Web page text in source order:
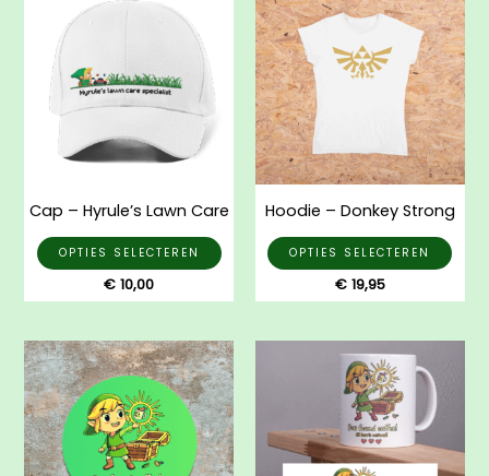
Cap – Hyrule’s Lawn Care
OPTIES SELECTEREN
product
heeft
meerdere
variaties.
Deze
optie
worden
op
productpagina
€ 10,00
Hoodie – Donkey Strong
OPTIES SELECTEREN
Deze
kan
op
€19,95